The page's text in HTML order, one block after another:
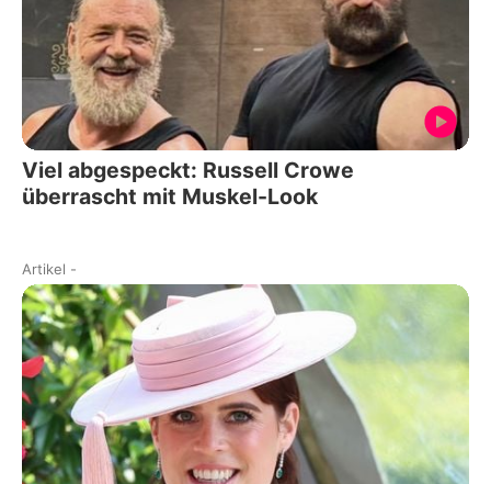
Viel abgespeckt: Russell Crowe
überrascht mit Muskel-Look
Artikel -